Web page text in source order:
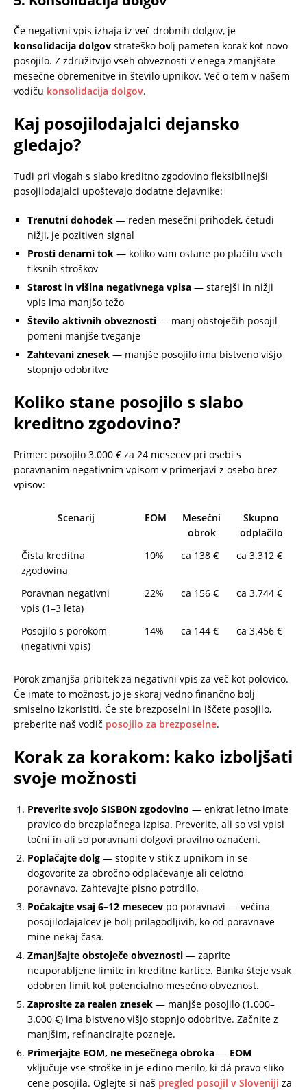
Če negativni vpis izhaja iz več drobnih dolgov, je
konsolidacija dolgov strateško bolj pameten korak kot novo
posojilo. Z združitvijo vseh obveznosti v enega zmanjšate
mesečne obremenitve in število upnikov. Več o tem v našem
vodiču konsolidacija dolgov.
Kaj posojilodajalci dejansko
gledajo?
Tudi pri vlogah s slabo kreditno zgodovino fleksibilnejši
posojilodajalci upoštevajo dodatne dejavnike:
Trenutni dohodek — reden mesečni prihodek, četudi
nižji, je pozitiven signal
Prosti denarni tok — koliko vam ostane po plačilu vseh
fiksnih stroškov
Starost in višina negativnega vpisa — starejši in nižji
vpis ima manjšo težo
Število aktivnih obveznosti — manj obstoječih posojil
pomeni manjše tveganje
Zahtevani znesek — manjše posojilo ima bistveno višjo
stopnjo odobritve
Koliko stane posojilo s slabo
kreditno zgodovino?
Primer: posojilo 3.000 € za 24 mesecev pri osebi s
poravnanim negativnim vpisom v primerjavi z osebo brez
vpisov:
Scenarij EOM
Mesečni
obrok
Skupno
odplačilo
Čista kreditna
zgodovina
10% ca 138 € ca 3.312 €
Poravnan negativni
vpis (1–3 leta)
22% ca 156 € ca 3.744 €
Posojilo s porokom
(negativni vpis)
14% ca 144 € ca 3.456 €
Porok zmanjša pribitek za negativni vpis za več kot polovico.
Če imate to možnost, jo je skoraj vedno finančno bolj
smiselno izkoristiti. Če ste brezposelni in iščete posojilo,
preberite naš vodič posojilo za brezposelne.
Korak za korakom: kako izboljšati
svoje možnosti
Preverite svojo SISBON zgodovino — enkrat letno imate
pravico do brezplačnega izpisa. Preverite, ali so vsi vpisi
točni in ali so poravnani dolgovi pravilno označeni.
Poplačajte dolg — stopite v stik z upnikom in se
dogovorite za obročno odplačevanje ali celotno
poravnavo. Zahtevajte pisno potrdilo.
Počakajte vsaj 6–12 mesecev po poravnavi — večina
posojilodajalcev je bolj prilagodljivih, ko od poravnave
mine nekaj časa.
Zmanjšajte obstoječe obveznosti — zaprite
neuporabljene limite in kreditne kartice. Banka šteje vsak
odobren limit kot potencialno mesečno obveznost.
Zaprosite za realen znesek — manjše posojilo (1.000–
3.000 €) ima bistveno višjo stopnjo odobritve. Začnite z
manjšim, refinancirajte pozneje.
Primerjajte EOM, ne mesečnega obroka — EOM
vključuje vse stroške in je edino merilo, ki dá pravo sliko
cene posojila. Oglejte si naš pregled posojil v Sloveniji za